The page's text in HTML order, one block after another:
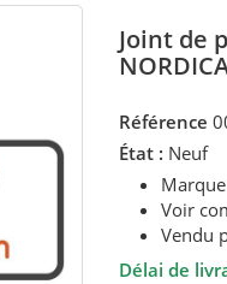
Joint de
Référence
État : Neuf
Voir
Vendu
Délai de